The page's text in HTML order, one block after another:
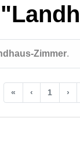
Zimmer.
« ‹ 1 ›